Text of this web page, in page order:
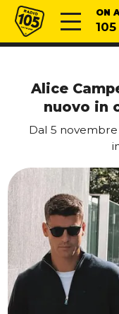
Vai al contenuto
Radio 105 ON
Alice
nuovo in
Dal 5